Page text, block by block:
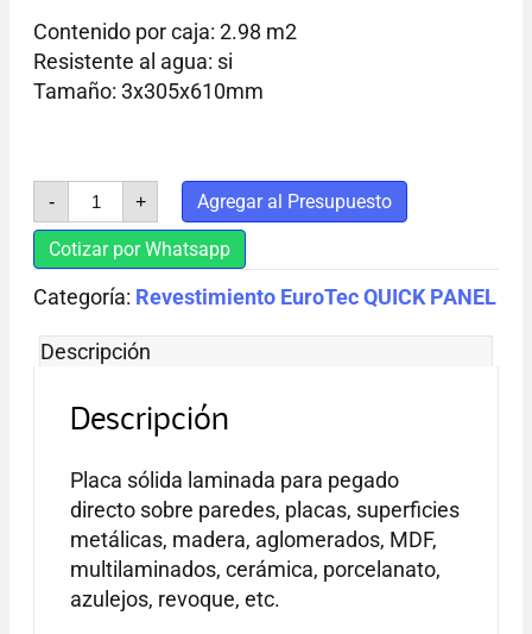
Contenido por caja: 2.98 m2
Resistente al agua: si
Tamaño: 3x305x610mm
-
ARENA
cantidad
+ Agregar al Presupuesto
Cotizar por Whatsapp
Categoría: Revestimiento EuroTec QUICK PANEL
Descripción
Descripción
Placa sólida laminada para pegado
directo sobre paredes, placas, superficies
metálicas, madera, aglomerados, MDF,
multilaminados, cerámica, porcelanato,
azulejos, revoque, etc.